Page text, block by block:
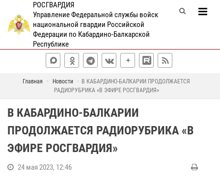
РОСГВАРДИЯ
Управление Федеральной службы войск
национальной гвардии Российской
Федерации по Кабардино-Балкарской
Республике
Главная Новости
В КАБАРДИНО-БАЛКАРИИ ПРОДОЛЖАЕТСЯ
РАДИОРУБРИКА «В ЭФИРЕ РОСГВАРДИЯ»
В КАБАРДИНО-БАЛКАРИИ
ПРОДОЛЖАЕТСЯ РАДИОРУБРИКА «В
ЭФИРЕ РОСГВАРДИЯ»
24 мая 2023, 12:46